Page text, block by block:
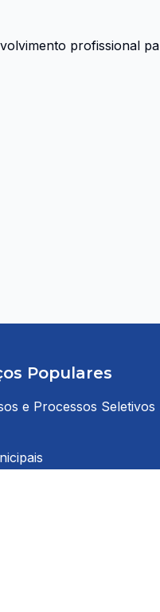
profissional
Populares
e Processos Seletivos